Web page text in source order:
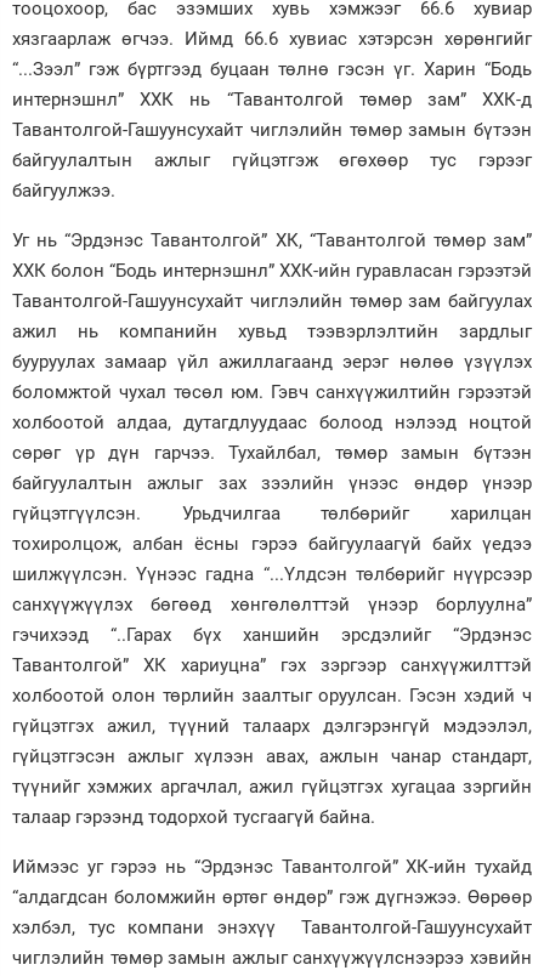
тооцохоор, бас эзэмших хувь хэмжээг 66.6 хувиар
хязгаарлаж өгчээ. Иймд 66.6 хувиас хэтэрсэн хөрөнгийг
“...Зээл” гэж бүртгээд буцаан төлнө гэсэн үг. Харин “Бодь
интернэшнл” ХХК нь “Тавантолгой төмөр зам” ХХК-д
Тавантолгой-Гашуунсухайт чиглэлийн төмөр замын бүтээн
байгуулалтын ажлыг гүйцэтгэж өгөхөөр тус гэрээг
байгуулжээ.
Уг нь “Эрдэнэс Тавантолгой” ХК, “Тавантолгой төмөр зам”
ХХК болон “Бодь интернэшнл” ХХК-ийн гуравласан гэрээтэй
Тавантолгой-Гашуунсухайт чиглэлийн төмөр зам байгуулах
ажил нь компанийн хувьд тээвэрлэлтийн зардлыг
бууруулах замаар үйл ажиллагаанд эерэг нөлөө үзүүлэх
боломжтой чухал төсөл юм. Гэвч санхүүжилтийн гэрээтэй
холбоотой алдаа, дутагдлуудаас болоод нэлээд ноцтой
сөрөг үр дүн гарчээ. Тухайлбал, төмөр замын бүтээн
байгуулалтын ажлыг зах зээлийн үнээс өндөр үнээр
гүйцэтгүүлсэн. Урьдчилгаа төлбөрийг харилцан
тохиролцож, албан ёсны гэрээ байгуулаагүй байх үедээ
шилжүүлсэн. Үүнээс гадна “...Үлдсэн төлбөрийг нүүрсээр
санхүүжүүлэх бөгөөд хөнгөлөлттэй үнээр борлуулна”
гэчихээд “..Гарах бүх ханшийн эрсдэлийг “Эрдэнэс
Тавантолгой” ХК хариуцна” гэх зэргээр санхүүжилттэй
холбоотой олон төрлийн заалтыг оруулсан. Гэсэн хэдий ч
гүйцэтгэх ажил, түүний талаарх дэлгэрэнгүй мэдээлэл,
гүйцэтгэсэн ажлыг хүлээн авах, ажлын чанар стандарт,
түүнийг хэмжих аргачлал, ажил гүйцэтгэх хугацаа зэргийн
талаар гэрээнд тодорхой тусгаагүй байна.
Иймээс уг гэрээ нь “Эрдэнэс Тавантолгой” ХК-ийн тухайд
“алдагдсан боломжийн өртөг өндөр” гэж дүгнэжээ. Өөрөөр
хэлбэл, тус компани энэхүү Тавантолгой-Гашуунсухайт
чиглэлийн төмөр замын ажлыг санхүүжүүлснээрээ хэвийн